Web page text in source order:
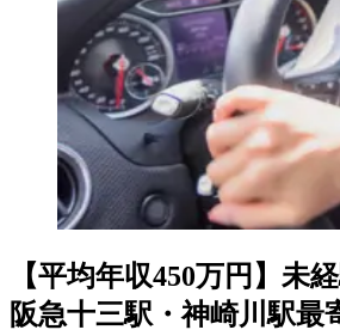
【平均年収450万円】未
阪急十三駅・神崎川駅最